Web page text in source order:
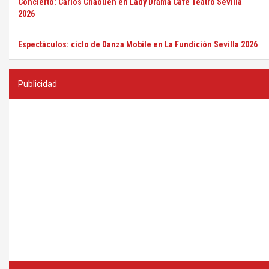
2026
Espectáculos: ciclo de Danza Mobile en La Fundición Sevilla 2026
Publicidad